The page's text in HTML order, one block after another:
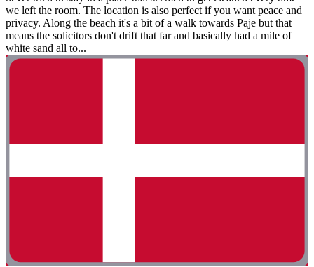
we left the room. The location is also perfect if you want peace and
privacy. Along the beach it's a bit of a walk towards Paje but that
means the solicitors don't drift that far and basically had a mile of
white sand all to...